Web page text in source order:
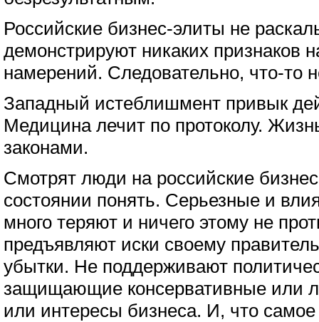
Российские бизнес-элиты не
демонстрируют никаких признаков
намерений. Следовательно, что-то
Западный истеблишмент привык
Медицина лечит по протоколу.
законами.
Смотрят люди на российские
состоянии понять. Серьезные и
много теряют и ничего этому не
предъявляют иски своему
убытки. Не поддерживают
защищающие консервативные или
или интересы бизнеса. И, что самое